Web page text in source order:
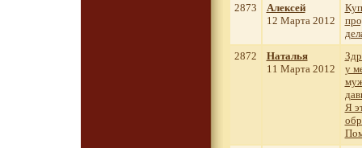
2873
Алексей
12 Марта 2012
2872
Наталья
11 Марта 2012
у
Я